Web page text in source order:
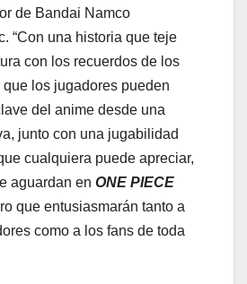
de Bandai Namco
“Con una historia que teje
con los recuerdos de los
los jugadores pueden
del anime desde una
junto con una jugabilidad
cualquiera puede apreciar,
aguardan en ONE PIECE
que entusiasmarán tanto a
como a los fans de toda